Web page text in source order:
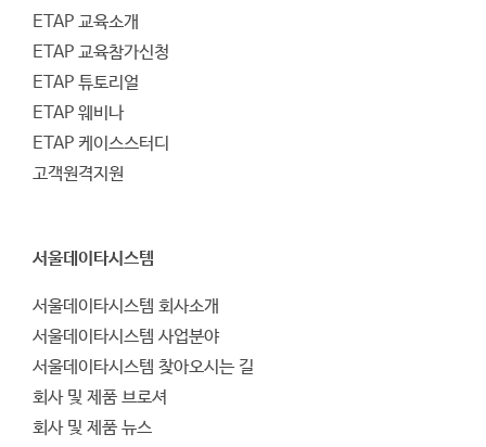
ETAP 교육소개
ETAP 교육참가신청
ETAP 튜토리얼
ETAP 웨비나
ETAP 케이스스터디
고객원격지원
서울데이타시스템
서울데이타시스템 회사소개
서울데이타시스템 사업분야
서울데이타시스템 찾아오시는 길
회사 및 제품 브로셔
회사 및 제품 뉴스